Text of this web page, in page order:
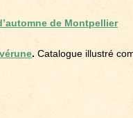
de Montpellier
. Catalogue illustré